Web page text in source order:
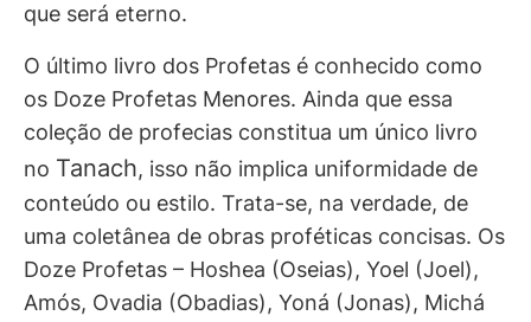
que será eterno.
O último livro dos Profetas é conhecido como
os Doze Profetas Menores. Ainda que essa
coleção de profecias constitua um único livro
no Tanach, isso não implica uniformidade de
conteúdo ou estilo. Trata-se, na verdade, de
uma coletânea de obras proféticas concisas. Os
Doze Profetas – Hoshea (Oseias), Yoel (Joel),
Amós, Ovadia (Obadias), Yoná (Jonas), Michá